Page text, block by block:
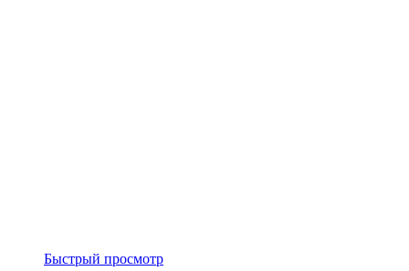
Быстрый просмотр